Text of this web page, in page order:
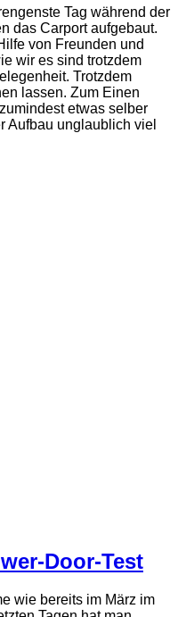
Tag während der
das Carport aufgebaut.
von Freunden und
wir es sind trotzdem
Trotzdem
lassen. Zum Einen
etwas selber
Aufbau unglaublich viel
Door-Test
wie bereits im März im